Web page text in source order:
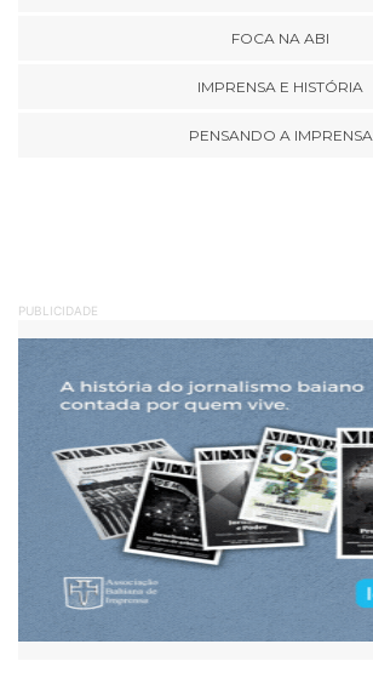
FOCA NA ABI
IMPRENSA E HISTÓRIA
PENSANDO A IMPRENSA
PUBLICIDADE